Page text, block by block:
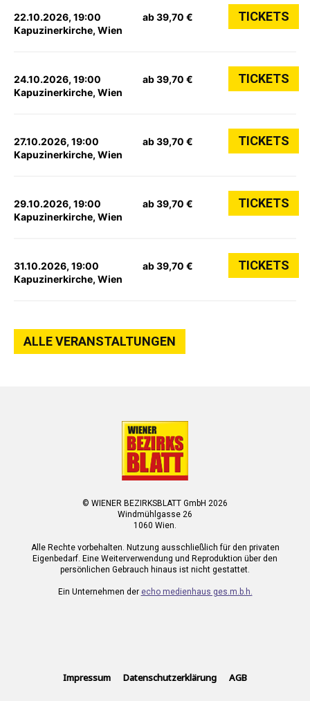
22.10.2026, 19:00
Kapuzinerkirche, Wien
ab 39,70 € TICKETS
24.10.2026, 19:00
Kapuzinerkirche, Wien
ab 39,70 € TICKETS
27.10.2026, 19:00
Kapuzinerkirche, Wien
ab 39,70 € TICKETS
29.10.2026, 19:00
Kapuzinerkirche, Wien
ab 39,70 € TICKETS
31.10.2026, 19:00
Kapuzinerkirche, Wien
ab 39,70 € TICKETS
ALLE VERANSTALTUNGEN
© WIENER BEZIRKSBLATT GmbH 2026
Windmühlgasse 26
1060 Wien.
Alle Rechte vorbehalten. Nutzung ausschließlich für den privaten
Eigenbedarf. Eine Weiterverwendung und Reproduktion über den
persönlichen Gebrauch hinaus ist nicht gestattet.
Ein Unternehmen der echo medienhaus ges.m.b.h.
Impressum Datenschutzerklärung AGB